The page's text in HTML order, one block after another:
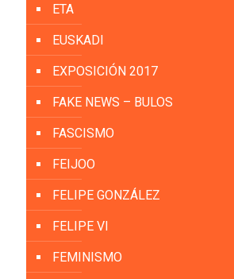
ETA
EUSKADI
EXPOSICIÓN 2017
FAKE NEWS – BULOS
FASCISMO
FEIJOO
FELIPE GONZÁLEZ
FELIPE VI
FEMINISMO